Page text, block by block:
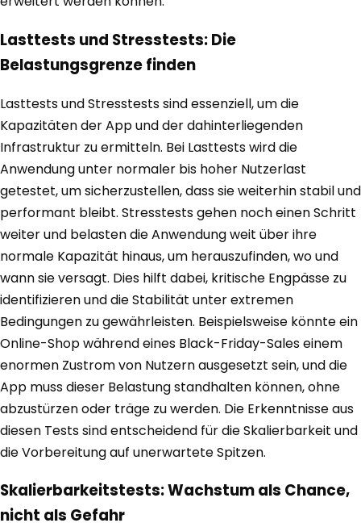
Lasttests und Stresstests: Die
Belastungsgrenze finden
Lasttests und Stresstests sind essenziell, um die
Kapazitäten der App und der dahinterliegenden
Infrastruktur zu ermitteln. Bei Lasttests wird die
Anwendung unter normaler bis hoher Nutzerlast
getestet, um sicherzustellen, dass sie weiterhin stabil und
performant bleibt. Stresstests gehen noch einen Schritt
weiter und belasten die Anwendung weit über ihre
normale Kapazität hinaus, um herauszufinden, wo und
wann sie versagt. Dies hilft dabei, kritische Engpässe zu
identifizieren und die Stabilität unter extremen
Bedingungen zu gewährleisten. Beispielsweise könnte ein
Online-Shop während eines Black-Friday-Sales einem
enormen Zustrom von Nutzern ausgesetzt sein, und die
App muss dieser Belastung standhalten können, ohne
abzustürzen oder träge zu werden. Die Erkenntnisse aus
diesen Tests sind entscheidend für die Skalierbarkeit und
die Vorbereitung auf unerwartete Spitzen.
Skalierbarkeitstests: Wachstum als Chance,
nicht als Gefahr